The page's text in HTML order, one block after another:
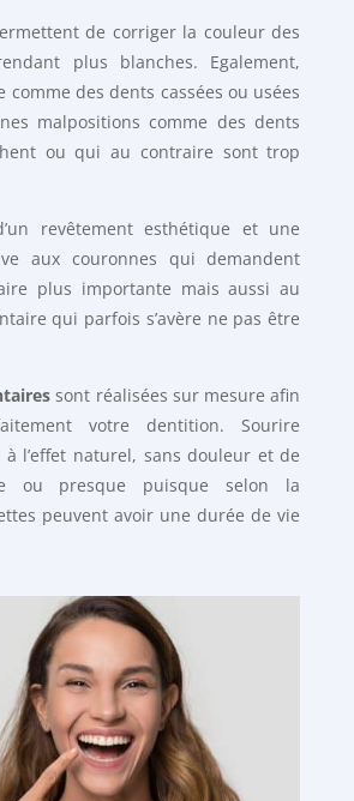
de corriger la couleur des
plus blanches. Egalement,
comme des dents cassées ou usées
malpositions comme des dents
ou qui au contraire sont trop
revêtement esthétique et une
aux couronnes qui demandent
plus importante mais aussi au
qui parfois s’avère ne pas être
sont réalisées sur mesure afin
votre dentition. Sourire
l’effet naturel, sans douleur et de
ou presque puisque selon la
peuvent avoir une durée de vie